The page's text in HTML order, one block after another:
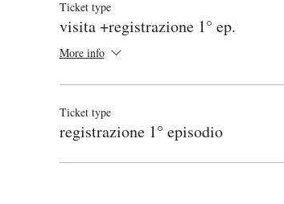
Ticket type
visita +registrazione 1° ep.
More info
Ticket type
registrazione 1° episodio